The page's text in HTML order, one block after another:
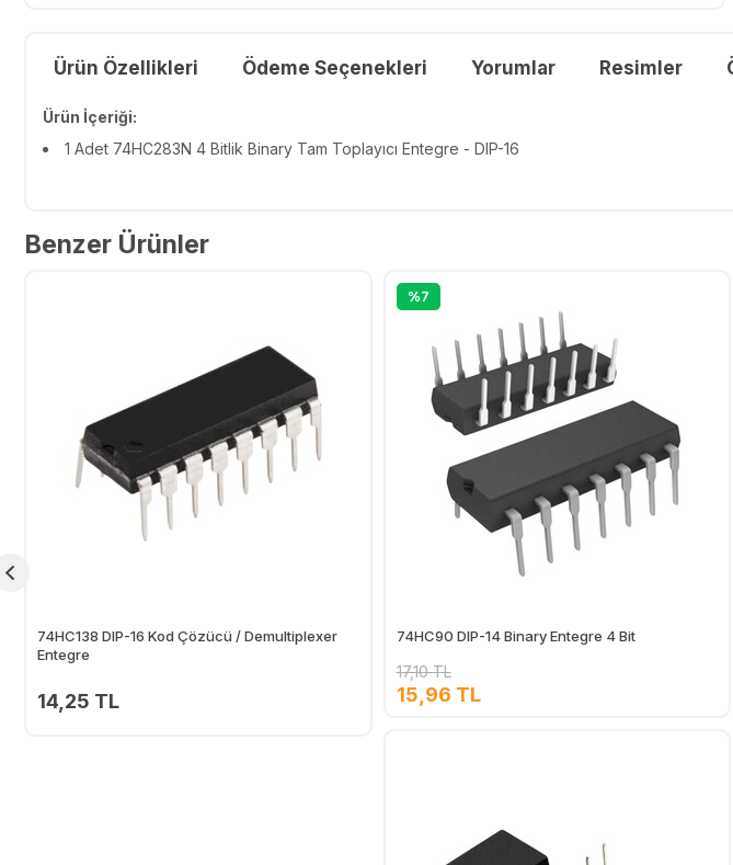
Ürün Özellikleri Ödeme Seçenekleri Yorumlar Resimler
Ürün İçeriği:
1 Adet 74HC283N 4 Bitlik Binary Tam Toplayıcı Entegre - DIP-16
Benzer Ürünler
74HC138 DIP-16 Kod Çözücü / Demultiplexer
Entegre
14,25 TL
%7
74HC90 DIP-14 Binary Entegre 4 Bit
17,10 TL
15,96 TL